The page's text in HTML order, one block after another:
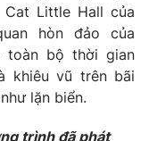
Little Hall của
hòn đảo của
toàn bộ thời gian
khiêu vũ trên bãi
lặn biển.
trình đã phát